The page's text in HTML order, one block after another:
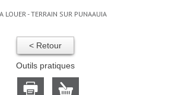
A LOUER - TERRAIN SUR PUNAAUIA
< Retour
Outils pratiques